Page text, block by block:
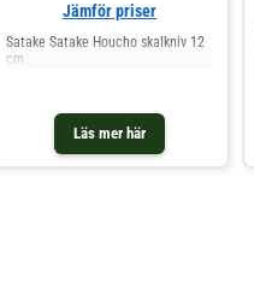
Läs mer här
Jämför priser
Satake Satake Houcho skalkniv 12
cm